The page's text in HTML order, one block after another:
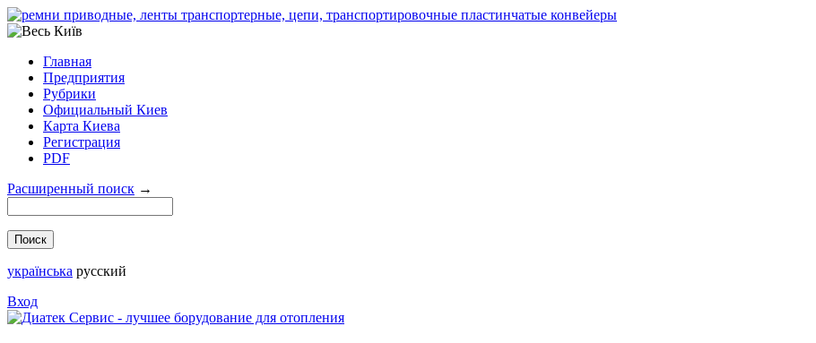
Главная
Предприятия
Рубрики
Официальный Киев
Карта Киева
Регистрация
PDF
Расширенный поиск →
українська русский
Вход